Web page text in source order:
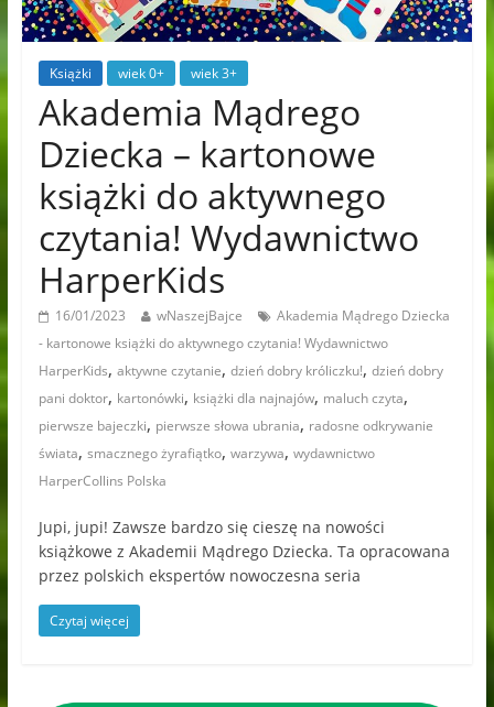
Książki wiek 0+ wiek 3+
Akademia Mądrego
Dziecka – kartonowe
książki do aktywnego
czytania! Wydawnictwo
HarperKids
16/01/2023 wNaszejBajce
Akademia Mądrego Dziecka
- kartonowe książki do aktywnego czytania! Wydawnictwo
HarperKids, aktywne czytanie, dzień dobry króliczku!, dzień dobry
pani doktor, kartonówki, książki dla najnajów, maluch czyta,
pierwsze bajeczki, pierwsze słowa ubrania, radosne odkrywanie
świata, smacznego żyrafiątko, warzywa, wydawnictwo
HarperCollins Polska
Jupi, jupi! Zawsze bardzo się cieszę na nowości
książkowe z Akademii Mądrego Dziecka. Ta opracowana
przez polskich ekspertów nowoczesna seria
Czytaj więcej